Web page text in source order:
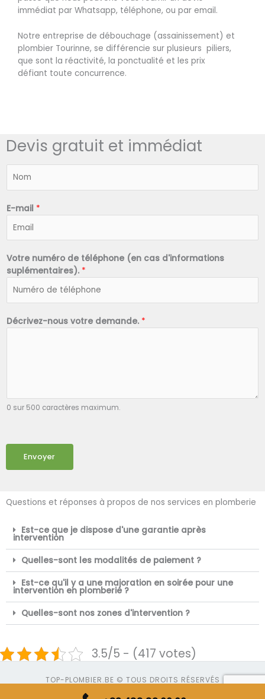
immédiat par Whatsapp, téléphone, ou par email.
Notre entreprise de débouchage (assainissement) et
plombier Tourinne, se différencie sur plusieurs piliers,
que sont la réactivité, la ponctualité et les prix
défiant toute concurrence.
Devis gratuit et immédiat
*
E-mail *
Votre numéro de téléphone (en cas d'informations
suplémentaires). *
Décrivez-nous votre demande. *
0 sur 500 caractères maximum.
Envoyer
Questions et réponses à propos de nos services en plomberie
Est-ce que je dispose d'une garantie après
intervention
Quelles-sont les modalités de paiement ?
Est-ce qu'il y a une majoration en soirée pour une
intervention en plomberie ?
Quelles-sont nos zones d'intervention ?
3.5/5 - (417 votes)
TOP-PLOMBIER.BE © TOUS DROITS RÉSERVÉS